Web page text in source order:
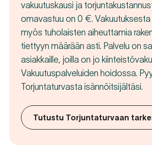
vakuutuskausi ja
omavastuu on 0 €.
myös tuholaisten aiheuttamia
tiettyyn määrään asti. Palvelu on
asiakkaille, joilla on jo
Vakuutuspalveluiden hoidossa.
Torjuntaturvasta isännöitsijältäsi.
Tutustu Torjuntaturvaan